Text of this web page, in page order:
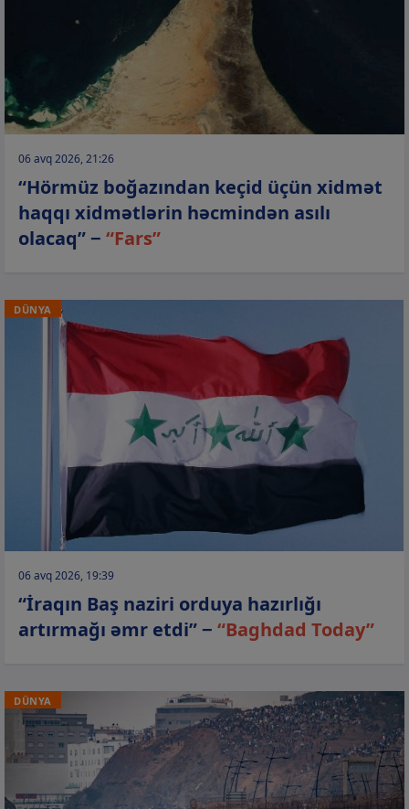
06 avq 2026, 21:26
“Hörmüz boğazından keçid üçün xidmət
haqqı xidmətlərin həcmindən asılı
olacaq” − “Fars”
DÜNYA
06 avq 2026, 19:39
“İraqın Baş naziri orduya hazırlığı
artırmağı əmr etdi” − “Baghdad Today”
DÜNYA